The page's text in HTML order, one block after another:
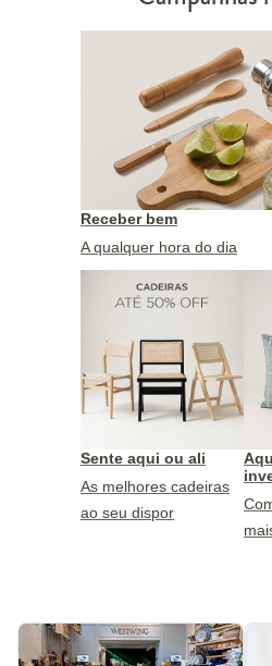
Receber bem
A qualquer hora do dia
Sente aqui ou ali
As melhores cadeiras
ao seu dispor